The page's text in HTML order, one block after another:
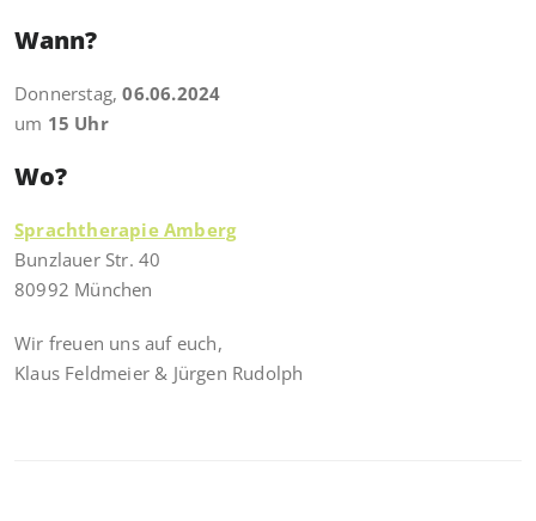
Wann?
Donnerstag,06.06.2024
um 15 Uhr
Wo?
Sprachtherapie Amberg
Bunzlauer Str. 40
80992 München
Wir freuen uns auf euch,
Klaus Feldmeier & Jürgen Rudolph